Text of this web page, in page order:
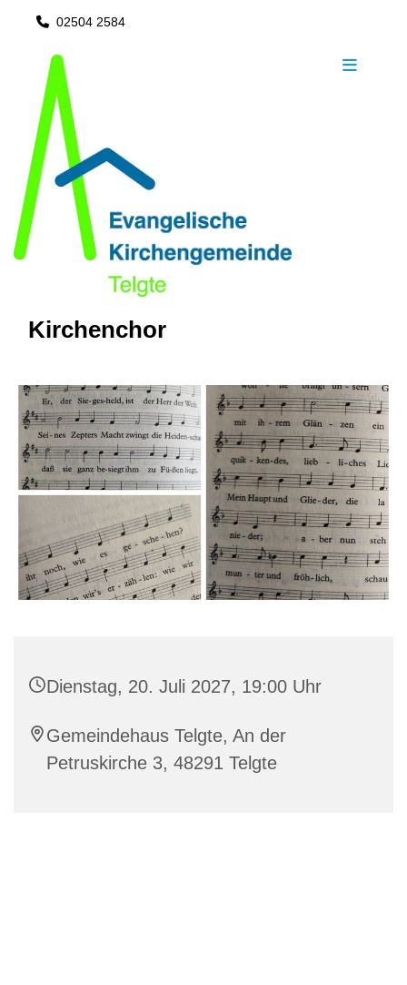
 02504 2584
Kirchenchor
Dienstag, 20. Juli 2027, 19:00 Uhr
Gemeindehaus Telgte, An der
Petruskirche 3, 48291 Telgte